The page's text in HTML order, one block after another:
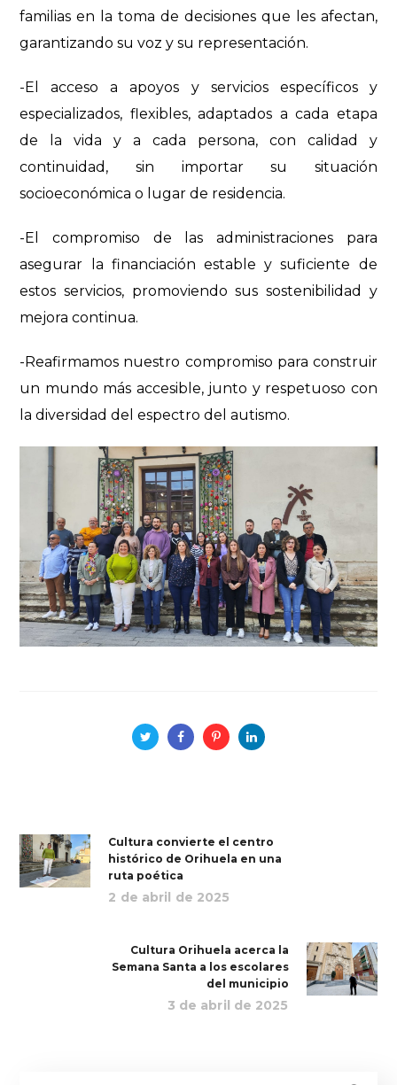
familias en la toma de decisiones que les afectan,
garantizando su voz y su representación.
-El acceso a apoyos y servicios específicos y
especializados, flexibles, adaptados a cada etapa
de la vida y a cada persona, con calidad y
continuidad, sin importar su situación
socioeconómica o lugar de residencia.
-El compromiso de las administraciones para
asegurar la financiación estable y suficiente de
estos servicios, promoviendo sus sostenibilidad y
mejora continua.
-Reafirmamos nuestro compromiso para construir
un mundo más accesible, junto y respetuoso con
la diversidad del espectro del autismo.
Cultura convierte el centro
histórico de Orihuela en una
ruta poética
2 de abril de 2025
Cultura Orihuela acerca la
Semana Santa a los escolares
del municipio
3 de abril de 2025